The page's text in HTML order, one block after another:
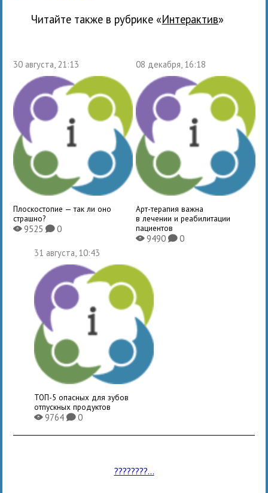
Читайте также в рубрике « Интерактив»
30 августа, 21:13
Плоскостопие — так ли оно
страшно?
X9525K0
08 декабря, 16:18
Арт-терапия важна
в лечении и реабилитации
пациентов
X9490 K0
31 августа, 10:43
ТОП-5 опасных для зубов
отпускных продуктов
X9764K0
????????...